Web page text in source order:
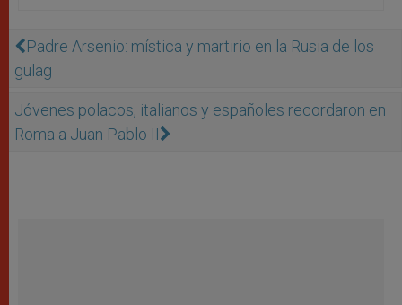
Padre Arsenio: mística y martirio en la Rusia de los
gulag
Jóvenes polacos, italianos y españoles recordaron en
Roma a Juan Pablo II